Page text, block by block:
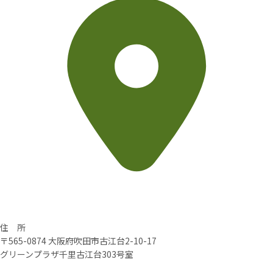
住 所
〒565-0874 大阪府吹田市古江台2-10-17
グリーンプラザ千里古江台303号室